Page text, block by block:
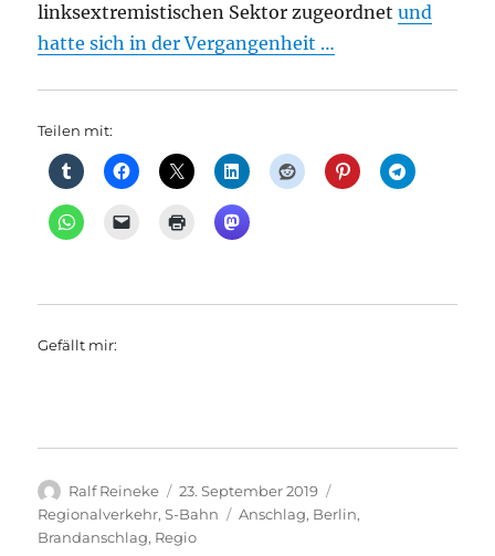
linksextremistischen Sektor zugeordnetund
hatte sich in der Vergangenheit …
Teilen mit:
Gefällt mir:
Autor
Ralf Reineke
Veröffentlicht
am
23. September 2019
Regionalverkehr,S-Bahn Schlagwörter
Anschlag, Berlin,
Brandanschlag, Regio